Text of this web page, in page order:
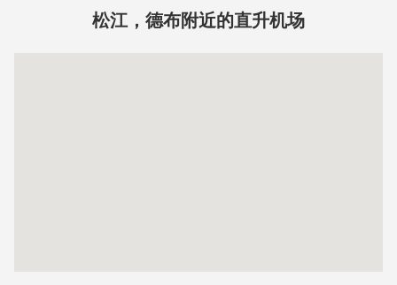
松江，德布附近的直升机场